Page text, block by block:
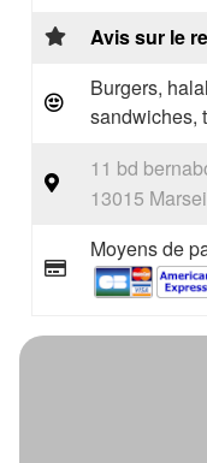
Avis sur le
Burgers,
sandwiches,
11 bd
13015
Moyens de